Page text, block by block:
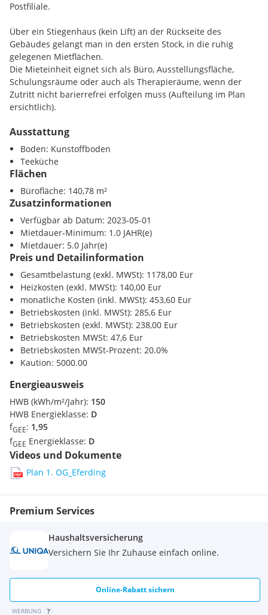
Postfiliale.
Über ein Stiegenhaus (kein Lift) an der Rückseite des
Gebäudes gelangt man in den ersten Stock, in die ruhig
gelegenen Mietflächen.
Die Mieteinheit eignet sich als Büro, Ausstellungsfläche,
Schulungsräume oder auch als Therapieräume, wenn der
Zutritt nicht barierrefrei erfolgen muss (Aufteilung im Plan
ersichtlich).
Im Innenhof der posteigenen Liegenschaft stehen KFZ
Abstellplätze zur Verfügung, die ebenfalls angemietet werden
können.
.
Angaben gemäß gesetzlichem Erfordernis:
Miete EUR 800 zzgl 20% USt.
Betriebskosten EUR 238 zzgl 20% USt.
Heizkosten EUR 140 zzgl 20% USt.
Umsatzsteuer EUR 235,6
------------------------------------------------------------------
Gesamtbetrag EUR 1413,6
------------------------------------------------------------------
Heizwärmebedarf: 150.0 kWh/(m²a)
Faktor Gesamtenergieeffizienz: 1.95
Klasse Faktor Gesamtenergieeffizienz: D
Ausstattung
Boden: Kunstoffboden
Teeküche
Flächen
Bürofläche: 140,78 m²
Zusatzinformationen
Verfügbar ab Datum: 2023-05-01
Mietdauer-Minimum: 1.0 JAHR(e)
Mietdauer: 5.0 Jahr(e)
Preis und Detailinformation
Gesamtbelastung (exkl. MWSt): 1178,00 Eur
Heizkosten (exkl. MWSt): 140,00 Eur
monatliche Kosten (inkl. MWSt): 453,60 Eur
Betriebskosten (inkl. MWSt): 285,6 Eur
Betriebskosten (exkl. MWSt): 238,00 Eur
Betriebskosten MWSt: 47,6 Eur
Betriebskosten MWSt-Prozent: 20.0%
Kaution: 5000.00
Energieausweis
HWB (kWh/m²/Jahr): 150
HWB Energieklasse: D
fGEE: 1,95
fGEE Energieklasse: D
Videos und Dokumente
Plan 1. OG_Eferding
Premium Services
Haushaltsversicherung
Versichern Sie Ihr Zuhause einfach online.
Online-Rabatt sichern
WERBUNG